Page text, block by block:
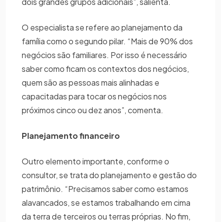
O especialista se refere ao planejamento da
família como o segundo pilar. “Mais de 90% dos
negócios são familiares. Por isso é necessário
saber como ficam os contextos dos negócios,
quem são as pessoas mais alinhadas e
capacitadas para tocar os negócios nos
próximos cinco ou dez anos”, comenta.
Planejamento financeiro
Outro elemento importante, conforme o
consultor, se trata do planejamento e gestão do
patrimônio. “Precisamos saber como estamos
alavancados, se estamos trabalhando em cima
da terra de terceiros ou terras próprias. No fim,